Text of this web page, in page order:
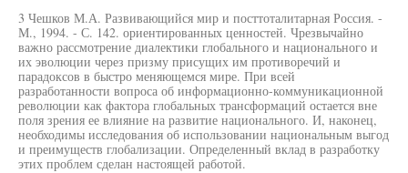
3 Чешков М.А. Развивающийся мир и посттоталитарная Россия. -
М., 1994. - С. 142. ориентированных ценностей. Чрезвычайно
важно рассмотрение диалектики глобального и национального и
их эволюции через призму присущих им противоречий и
парадоксов в быстро меняющемся мире. При всей
разработанности вопроса об информационно-коммуникационной
революции как фактора глобальных трансформаций остается вне
поля зрения ее влияние на развитие национального. И, наконец,
необходимы исследования об использовании национальным выгод
и преимуществ глобализации. Определенный вклад в разработку
этих проблем сделан настоящей работой.